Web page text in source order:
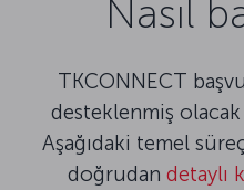
Nasıl
TKCONNECT
desteklenmiş olacak
Aşağıdaki temel
doğrudan detaylı